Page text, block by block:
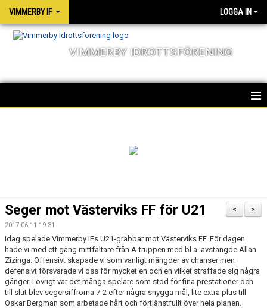
VIMMERBY IF LOGGA IN
VIMMERBY IDROTTSFÖRENING
OM FÖRENINGEN
SOCIALA ANSVAR
BARN & UNGDOMSVERKSAMHET
STÖTTA VIF
>
<
Seger mot Västerviks FF för U21
2017-06-11 19:31
Idag spelade Vimmerby IFs U21-grabbar mot Västerviks FF. För dagen
hade vi med ett gäng mittfältare från A-truppen med bl.a. avstängde Allan
Zizinga. Offensivt skapade vi som vanligt mängder av chanser men
defensivt försvarade vi oss för mycket en och en vilket straffade sig några
gånger. I övrigt var det många spelare som stod för fina prestationer och
till slut blev segersiffrorna 7-2 efter några snygga mål, lite extra plus till
Oskar Bergman som arbetade hårt och förtjänstfullt över hela planen.